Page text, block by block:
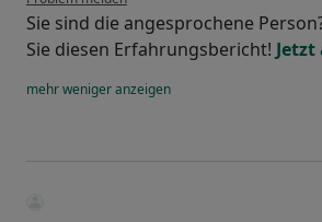
Sie sind die angesprochene
Sie diesen Erfahrungsbericht!
mehrwenigeranzeigen